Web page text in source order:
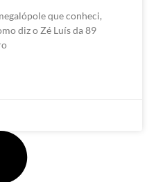
que conheci,
diz o Zé Luís da 89